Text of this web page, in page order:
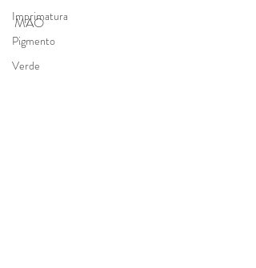
Imprimatura
Pigmento
Verde
MAO